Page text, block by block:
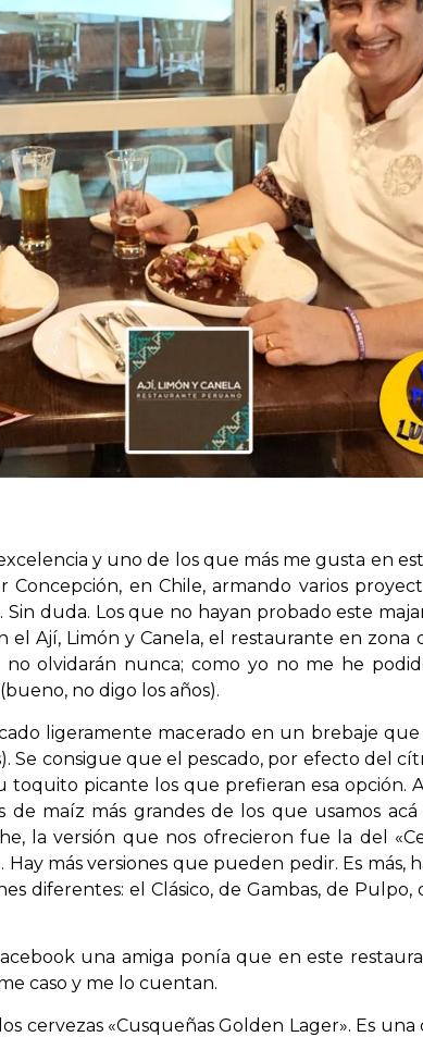
y uno de los que más me gusta en
en Chile, armando varios
Sin duda. Los que no hayan probado este
el Ají, Limón y Canela, el restaurante en zona
no olvidarán nunca; como yo no me he
no digo los años).
ligeramente macerado en un brebaje
Se consigue que el pescado, por efecto del
picante los que prefieran esa opción.
de maíz más grandes de los que usamos
la versión que nos ofrecieron fue la del
más versiones que pueden pedir. Es más,
diferentes: el Clásico, de Gambas, de
una amiga ponía que en este
caso y me lo cuentan.
cervezas «Cusqueñas Golden Lager». Es